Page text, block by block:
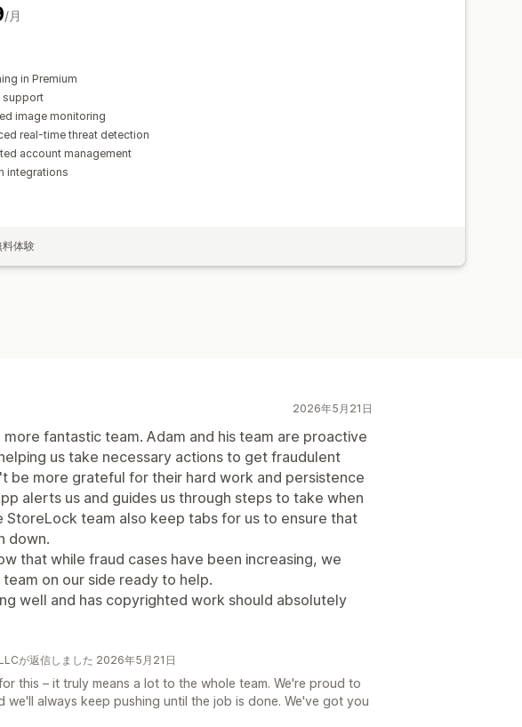
/月
in Premium
support
image monitoring
real-time threat detection
account management
integrations
体験
2026年5月21日
fantastic team. Adam and his team are proactive
us take necessary actions to get fraudulent
be more grateful for their hard work and persistence
alerts us and guides us through steps to take when
StoreLock team also keep tabs for us to ensure that
down.
that while fraud cases have been increasing, we
on our side ready to help.
well and has copyrighted work should absolutely
が返信しました 2026年5月21日
this – it truly means a lot to the whole team. We're proud to
we'll always keep pushing until the job is done. We've got you